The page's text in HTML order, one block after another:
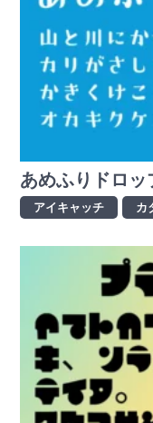
あめふりドロッ
アイキャッチ カ